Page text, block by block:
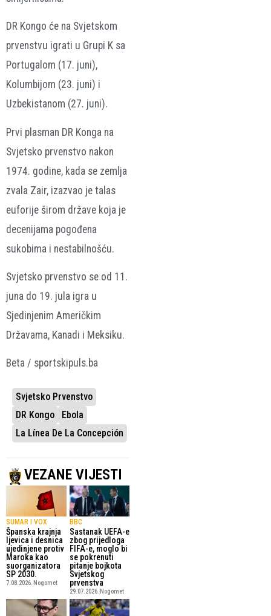
DR Kongo će na Svjetskom
prvenstvu igrati u Grupi K sa
Portugalom (17. juni),
Kolumbijom (23. juni) i
Uzbekistanom (27. juni).
Prvi plasman DR Konga na
Svjetsko prvenstvo nakon
1974. godine, kada se zemlja
zvala Zair, izazvao je talas
euforije širom države koja je
decenijama pogođena
sukobima i nestabilnošću.
Svjetsko prvenstvo se od 11.
juna do 19. jula igra u
Sjedinjenim Američkim
Državama, Kanadi i Meksiku.
Beta / sportskipuls.ba
Svjetsko Prvenstvo
DR Kongo
Ebola
La Línea De La Concepción
VEZANE VIJESTI
SUMAR I VOX
Španska krajnja
ljevica i desnica
ujedinjene protiv
Maroka kao
suorganizatora
SP 2030.
7.08.2026. Nogomet
BBC
Sastanak UEFA-e
zbog prijedloga
FIFA-e, moglo bi
se pokrenuti
pitanje bojkota
Svjetskog
prvenstva
29.07.2026. Nogomet